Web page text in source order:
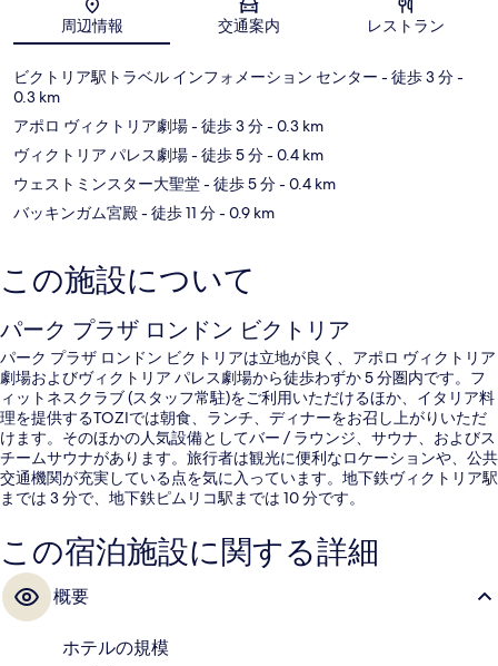
地図
周辺情報 交通案内 レストラン
ビクトリア駅トラベル インフォメーション センター - 徒歩 3 分-
0.3 km
アポロ ヴィクトリア劇場- 徒歩 3 分- 0.3 km
ヴィクトリア パレス劇場- 徒歩 5 分- 0.4 km
ウェストミンスター大聖堂- 徒歩 5 分- 0.4 km
バッキンガム宮殿- 徒歩 11 分- 0.9 km
この施設について
パーク プラザ ロンドン ビクトリア
パーク プラザ ロンドン ビクトリアは立地が良く、アポロ ヴィクトリア
劇場およびヴィクトリア パレス劇場から徒歩わずか 5 分圏内です。フ
ィットネスクラブ (スタッフ常駐)をご利用いただけるほか、イタリア料
理を提供するTOZIでは朝食、ランチ、ディナーをお召し上がりいただ
けます。そのほかの人気設備としてバー / ラウンジ、サウナ、およびス
チームサウナがあります。旅行者は観光に便利なロケーションや、公共
交通機関が充実している点を気に入っています。地下鉄ヴィクトリア駅
までは 3 分で、地下鉄ピムリコ駅までは 10 分です。
この宿泊施設に関する詳細
概要
ホテルの規模